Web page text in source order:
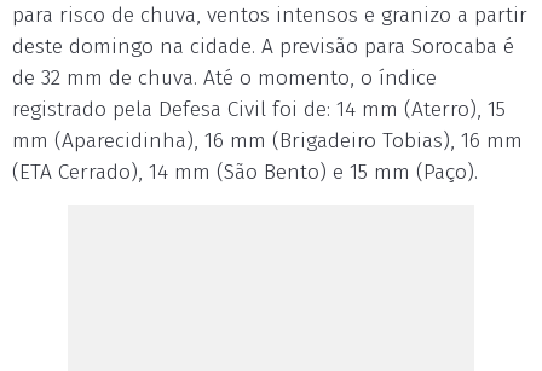
para risco de chuva, ventos intensos e granizo a partir
deste domingo na cidade. A previsão para Sorocaba é
de 32 mm de chuva. Até o momento, o índice
registrado pela Defesa Civil foi de: 14 mm (Aterro), 15
mm (Aparecidinha), 16 mm (Brigadeiro Tobias), 16 mm
(ETA Cerrado), 14 mm (São Bento) e 15 mm (Paço).